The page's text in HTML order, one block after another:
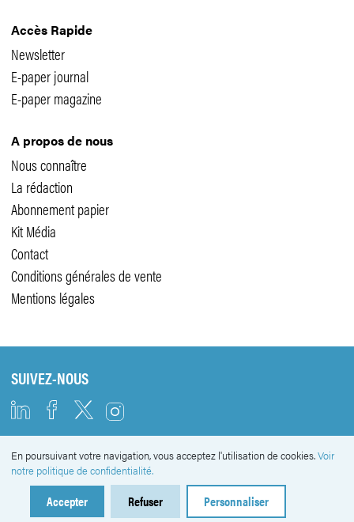
Accès Rapide
Newsletter
E-paper journal
E-paper magazine
A propos de nous
Nous connaître
La rédaction
Abonnement papier
Kit Média
Contact
Conditions générales de vente
Mentions légales
SUIVEZ-NOUS
NEWSLETTER
En poursuivant votre navigation, vous acceptez l'utilisation de cookies.Voir
notre politique de confidentialité.
Accepter Refuser Personnaliser